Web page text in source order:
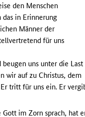
den Menschen
in Erinnerung
Männer der
für uns
uns unter die Last
wir auf zu Christus, dem
tritt für uns ein. Er
im Zorn sprach, hat